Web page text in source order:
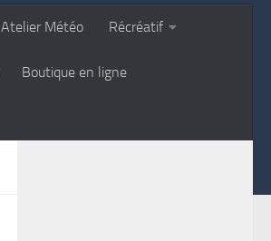
Atelier Météo Récréatif
Boutique en ligne